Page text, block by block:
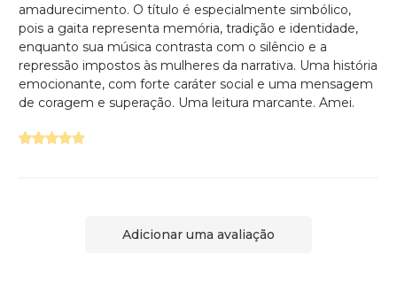
amadurecimento. O título é especialmente simbólico,
pois a gaita representa memória, tradição e identidade,
enquanto sua música contrasta com o silêncio e a
repressão impostos às mulheres da narrativa. Uma história
emocionante, com forte caráter social e uma mensagem
de coragem e superação. Uma leitura marcante. Amei.
Adicionar uma avaliação